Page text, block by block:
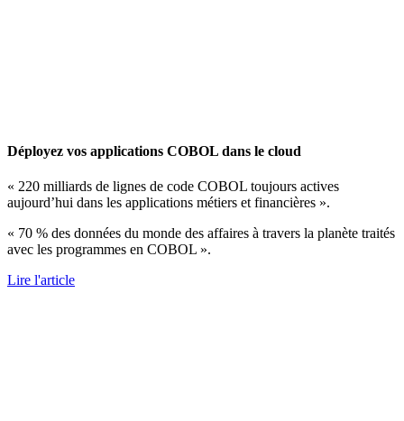
Déployez vos applications COBOL dans le cloud
« 220 milliards de lignes de code COBOL toujours actives
aujourd’hui dans les applications métiers et financières ».
« 70 % des données du monde des affaires à travers la planète traités
avec les programmes en COBOL ».
Lire l'article